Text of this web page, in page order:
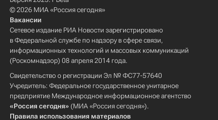
© 2026 МИА «Россия сегодня»
Вакансии
Сетевое издание РИА Новости зарегистрировано
в Федеральной службе по надзору в сфере связи,
информационных технологий и массовых коммуникаций
(Роскомнадзор) 08 апреля 2014 года.
Свидетельство о регистрации Эл № ФС77-57640
Учредитель: Федеральное государственное унитарное
предприятие Международное информационное агентство
«Россия сегодня» (МИА «Россия сегодня»).
Правила использования материалов